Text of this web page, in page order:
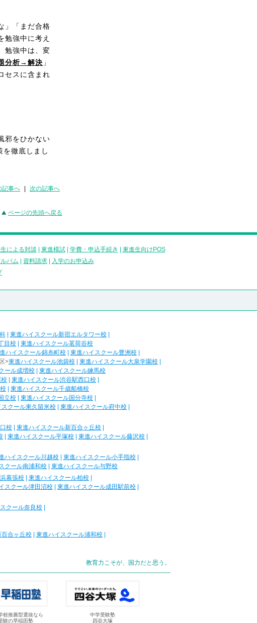
」「まだ合格
勉強中に考え
勉強中は、変
分析→解決 」
セスに含まれ
邪をひかない
徹底しまし
記事へ 次の記事へ
ページの先頭へ戻る
による対談 東進模試| 学費・申込手続き
東進生向けPOS
バム 資料請求
入学のお申込み
東進ハイスクール新宿エルタワー校
目校
東進ハイスクール茗荷谷校
ハイスクール錦糸町校 東進ハイスクール豊洲校
>東進ハイスクール池袋校 東進ハイスクール大泉学園校
ール成増校
東進ハイスクール練馬校
東進ハイスクール渋谷駅西口校
東進ハイスクール千歳船橋校
立校 東進ハイスクール国分寺校
スクール東久留米校 東進ハイスクール府中校
校 東進ハイスクール新百合ヶ丘校
東進ハイスクール平塚校 東進ハイスクール藤沢校
ハイスクール川越校 東進ハイスクール小手指校
クール南浦和校
東進ハイスクール与野校
幕張校 東進ハイスクール柏校
スクール津田沼校 東進ハイスクール成田駅前校
クール奈良校
合ヶ丘校 東進ハイスクール浦和校
教育力こそが、国力だと思う。
校推薦型選抜なら
験の早稲田塾
中学受験塾
四谷大塚